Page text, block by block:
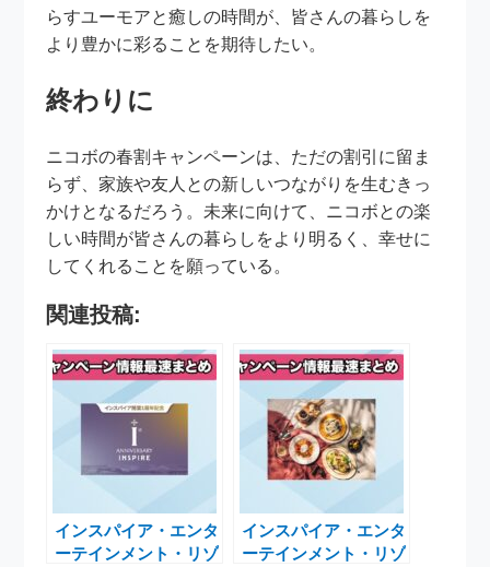
らすユーモアと癒しの時間が、皆さんの暮らしを
より豊かに彩ることを期待したい。
終わりに
ニコボの春割キャンペーンは、ただの割引に留ま
らず、家族や友人との新しいつながりを生むきっ
かけとなるだろう。未来に向けて、ニコボとの楽
しい時間が皆さんの暮らしをより明るく、幸せに
してくれることを願っている。
関連投稿:
インスパイア・エンタ
ーテインメント・リゾ
インスパイア・エンタ
ーテインメント・リゾ